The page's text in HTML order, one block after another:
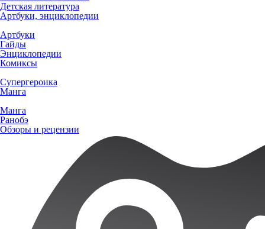
Детская литература
Артбуки, энциклопедии
Артбуки
Гайды
Энциклопедии
Комиксы
Супергероика
Манга
Манга
Ранобэ
Обзоры и рецензии